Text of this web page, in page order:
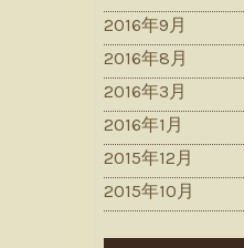
2016年9月
2016年8月
2016年3月
2016年1月
2015年12月
2015年10月